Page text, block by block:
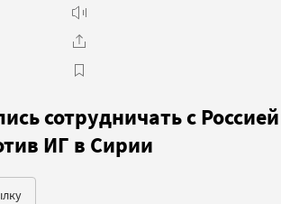
сотрудничать с Россией
ИГ в Сирии